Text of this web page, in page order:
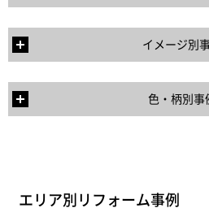
イメージ別
色・柄別事
エリア別リフォーム事例